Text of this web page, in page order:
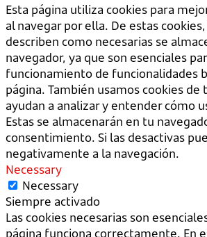
Esta página utiliza cookies para
al navegar por ella. De estas
describen como necesarias se
navegador, ya que son esenciales
funcionamiento de funcionalidades
página. También usamos cookies
ayudan a analizar y entender cómo
Estas se almacenarán en tu
consentimiento. Si las desactivas
negativamente a la navegación.
Necessary
Necessary
Siempre activado
Las cookies necesarias son
página funciona correctamente. En